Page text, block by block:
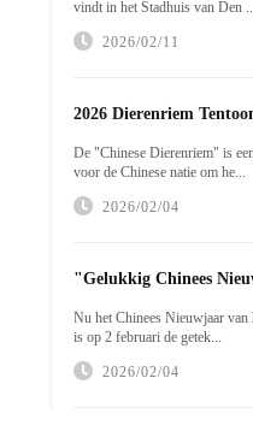
vindt in het Stadhuis van Den ...
2026/02/11
2026 Dierenriem
De "Chinese Dierenriem" is
voor de Chinese natie om he...
2026/02/04
"Gelukkig Chinees
Nu het Chinees Nieuwjaar van
is op 2 februari de getek...
2026/02/04